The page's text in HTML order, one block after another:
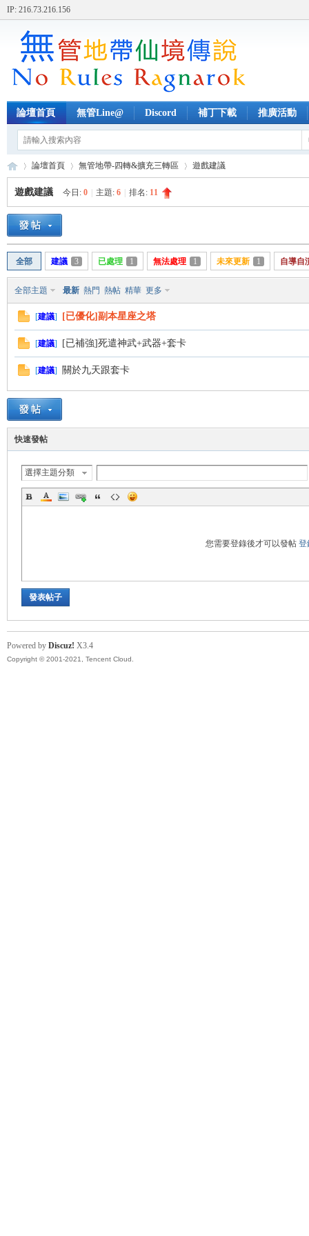
IP: 216.73.216.156
論壇首頁 無管Line@ Discord 補丁下載 推廣活動
»
論壇首頁 無管地帶-四轉&擴充三轉區 遊戲建議
遊戲建議 今日: 0 主題: 6 排名: 11
全部 建議 3 已處理 1 無法處理 1 未來更新 1 自導自
全部主題 最新 熱門 熱帖 精華 更多
[建議] [已優化]副本星座之塔
[建議] [已補強]死遣神武+武器+套卡
[建議] 關於九天跟套卡
快速發帖
選擇主題分類
您需要登錄後才可以發帖 登
發表帖子
Powered by Discuz! X3.4
Copyright © 2001-2021, Tencent Cloud.